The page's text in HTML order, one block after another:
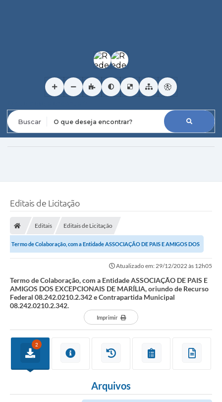
Editais de Licitação
Editais Editais de Licitação
Termo de Colaboração, com a Entidade ASSOCIAÇÃO DE PAIS E AMIGOS DOS
EXCEPCIONAIS DE MARÍLIA, oriundo de...
Atualizado em: 29/12/2022 às 12h05
Termo de Colaboração, com a Entidade ASSOCIAÇÃO DE PAIS E
AMIGOS DOS EXCEPCIONAIS DE MARÍLIA, oriundo de Recurso
Federal 08.242.0210.2.342 e Contrapartida Municipal
08.242.0210.2.342.
Imprimir
2
Arquivos